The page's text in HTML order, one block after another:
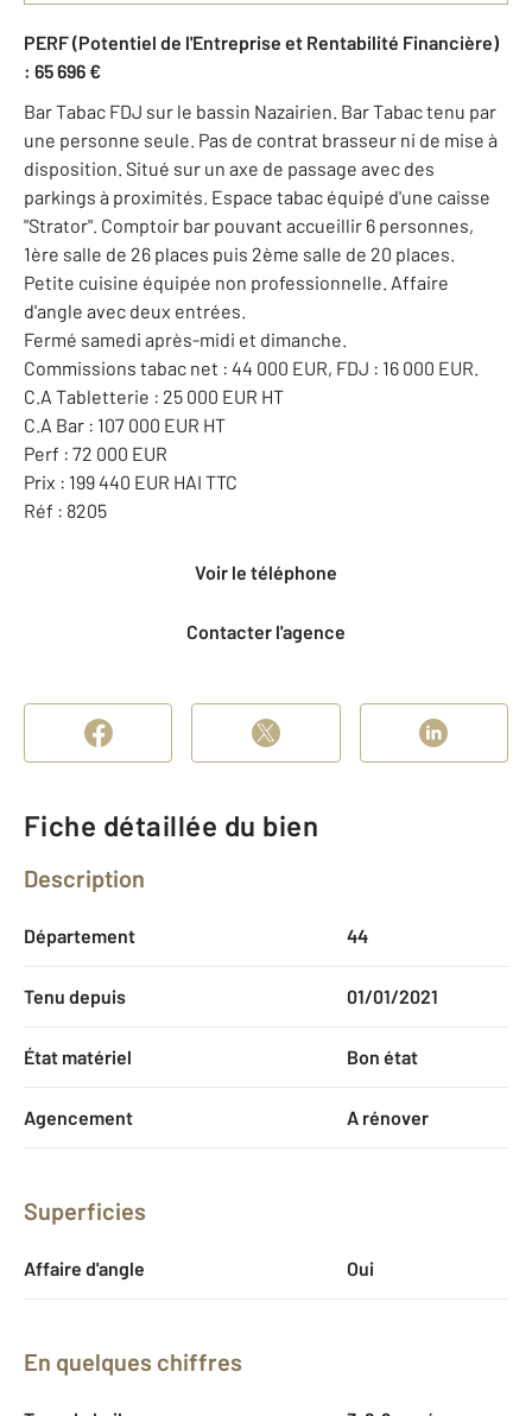
PERF (Potentiel de l'Entreprise et Rentabilité Financière)
: 65 696 €
Bar Tabac FDJ sur le bassin Nazairien. Bar Tabac tenu par
une personne seule. Pas de contrat brasseur ni de mise à
disposition. Situé sur un axe de passage avec des
parkings à proximités. Espace tabac équipé d'une caisse
"Strator". Comptoir bar pouvant accueillir 6 personnes,
1ère salle de 26 places puis 2ème salle de 20 places.
Petite cuisine équipée non professionnelle. Affaire
d'angle avec deux entrées.
Fermé samedi après-midi et dimanche.
Commissions tabac net : 44 000 EUR, FDJ : 16 000 EUR.
C.A Tabletterie : 25 000 EUR HT
C.A Bar : 107 000 EUR HT
Perf : 72 000 EUR
Prix : 199 440 EUR HAI TTC
Réf : 8205
Voir le téléphone
Contacter l'agence
Fiche détaillée du bien
Description
Département 44
Tenu depuis 01/01/2021
État matériel Bon état
Agencement A rénover
Superficies
Affaire d'angle Oui
En quelques chiffres